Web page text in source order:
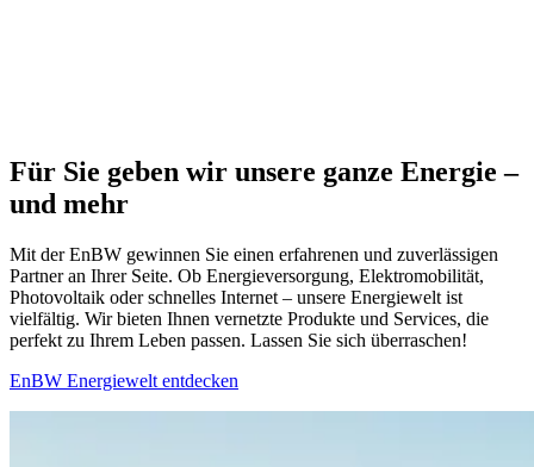
Für Sie geben wir unsere ganze Energie –
und mehr
Mit der EnBW gewinnen Sie einen erfahrenen und zuverlässigen
Partner an Ihrer Seite. Ob Energie­versorgung, Elektro­mobilität,
Photovoltaik oder schnelles Internet – unsere Energiewelt ist
vielfältig. Wir bieten Ihnen vernetzte Produkte und Services, die
perfekt zu Ihrem Leben passen. Lassen Sie sich überraschen!
EnBW Energiewelt entdecken